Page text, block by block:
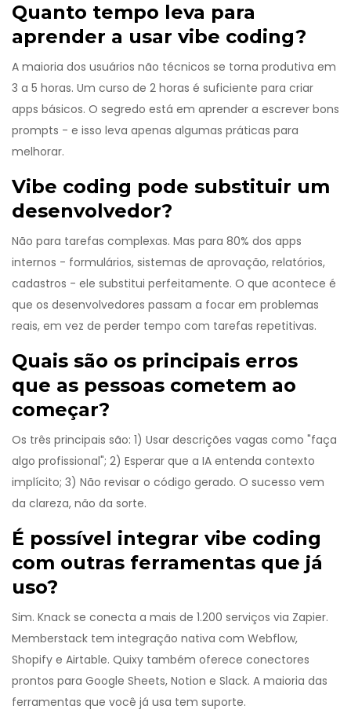
Quanto tempo leva para
aprender a usar vibe coding?
A maioria dos usuários não técnicos se torna produtiva em
3 a 5 horas. Um curso de 2 horas é suficiente para criar
apps básicos. O segredo está em aprender a escrever bons
prompts - e isso leva apenas algumas práticas para
melhorar.
Vibe coding pode substituir um
desenvolvedor?
Não para tarefas complexas. Mas para 80% dos apps
internos - formulários, sistemas de aprovação, relatórios,
cadastros - ele substitui perfeitamente. O que acontece é
que os desenvolvedores passam a focar em problemas
reais, em vez de perder tempo com tarefas repetitivas.
Quais são os principais erros
que as pessoas cometem ao
começar?
Os três principais são: 1) Usar descrições vagas como "faça
algo profissional"; 2) Esperar que a IA entenda contexto
implícito; 3) Não revisar o código gerado. O sucesso vem
da clareza, não da sorte.
É possível integrar vibe coding
com outras ferramentas que já
uso?
Sim. Knack se conecta a mais de 1.200 serviços via Zapier.
Memberstack tem integração nativa com Webflow,
Shopify e Airtable. Quixy também oferece conectores
prontos para Google Sheets, Notion e Slack. A maioria das
ferramentas que você já usa tem suporte.